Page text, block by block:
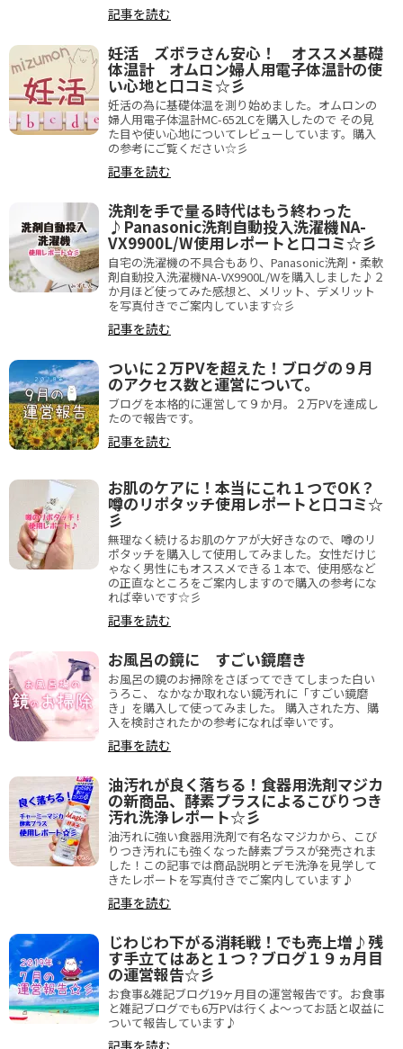
記事を読む
妊活 ズボラさん安心！ オススメ基礎
体温計 オムロン婦人用電子体温計の使
い心地と口コミ☆彡
妊活の為に基礎体温を測り始めました。オムロンの
婦人用電子体温計MC-652LCを購入したので その見
た目や使い心地についてレビューしています。購入
の参考にご覧ください☆彡
記事を読む
洗剤を手で量る時代はもう終わった
♪Panasonic洗剤自動投入洗濯機NA-
VX9900L/W使用レポートと口コミ☆彡
自宅の洗濯機の不具合もあり、Panasonic洗剤・柔軟
剤自動投入洗濯機NA-VX9900L/Wを購入しました♪２
か月ほど使ってみた感想と、メリット、デメリット
を写真付きでご案内しています☆彡
記事を読む
ついに２万PVを超えた！ブログの９月
のアクセス数と運営について。
ブログを本格的に運営して９か月。２万PVを達成し
たので報告です。
記事を読む
お肌のケアに！本当にこれ１つでOK？
噂のリポタッチ使用レポートと口コミ☆
彡
無理なく続けるお肌のケアが大好きなので、噂のリ
ポタッチを購入して使用してみました。女性だけじ
ゃなく男性にもオススメできる１本で、使用感など
の正直なところをご案内しますので購入の参考にな
れば幸いです☆彡
記事を読む
お風呂の鏡に すごい鏡磨き
お風呂の鏡のお掃除をさぼってできてしまった白い
うろこ、 なかなか取れない鏡汚れに「すごい鏡磨
き」を購入して使ってみました。 購入された方、購
入を検討されたかの参考になれば幸いです。
記事を読む
油汚れが良く落ちる！食器用洗剤マジカ
の新商品、酵素プラスによるこびりつき
汚れ洗浄レポート☆彡
油汚れに強い食器用洗剤で有名なマジカから、こび
りつき汚れにも強くなった酵素プラスが発売されま
した！この記事では商品説明とデモ洗浄を見学して
きたレポートを写真付きでご案内しています♪
記事を読む
じわじわ下がる消耗戦！でも売上増♪残
す手立てはあと１つ？ブログ１９ヵ月目
の運営報告☆彡
お食事&雑記ブログ19ヶ月目の運営報告です。お食事
と雑記ブログでも6万PVは行くよ～ってお話と収益に
ついて報告しています♪
記事を読む